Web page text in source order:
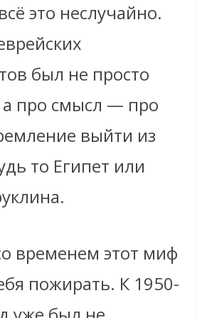
это неслучайно.
был не просто
а про смысл — про
выйти из
то Египет или
временем этот миф
пожирать. К 1950-